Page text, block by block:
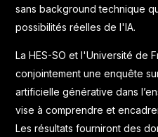
sans background technique
possibilités réelles de l'IA.
La HES-SO et l'Université de
conjointementune enquête
artificielle générative dans
vise à comprendre et
Les résultats fourniront des